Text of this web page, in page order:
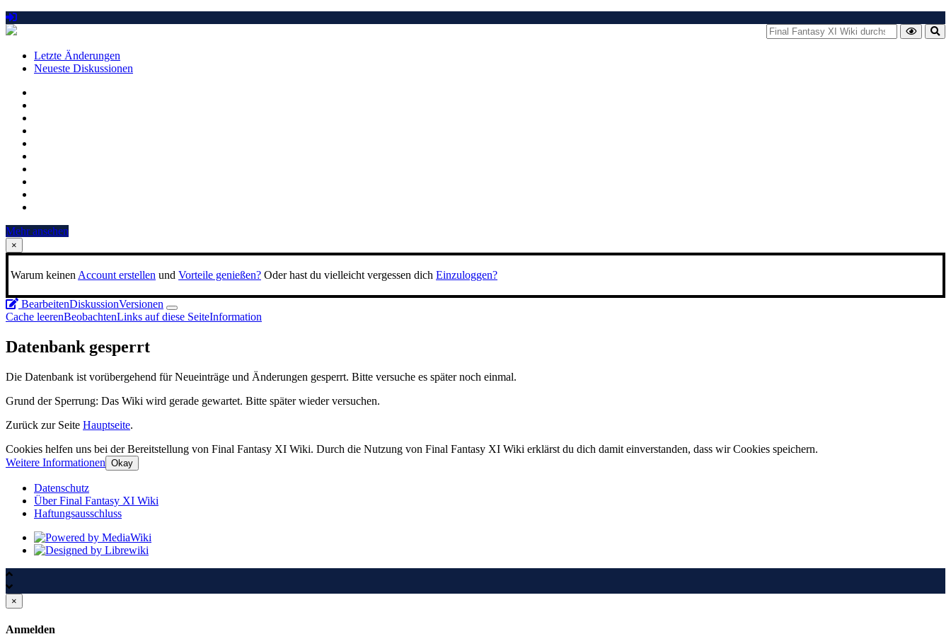
Letzte Änderungen
Neueste Diskussionen
Mehr ansehen
×
Warum keinen Account erstellen und Vorteile genießen? Oder hast du vielleicht vergessen dich Einzuloggen?
BearbeitenDiskussionVersionen
Cache leerenBeobachtenLinks auf diese SeiteInformation
Datenbank gesperrt
Die Datenbank ist vorübergehend für Neueinträge und Änderungen gesperrt. Bitte versuche es später noch einmal.
Grund der Sperrung: Das Wiki wird gerade gewartet. Bitte später wieder versuchen.
Zurück zur Seite Hauptseite.
Cookies helfen uns bei der Bereitstellung von Final Fantasy XI Wiki. Durch die Nutzung von Final Fantasy XI Wiki erklärst du dich damit einverstanden, dass wir Cookies speichern.
Weitere Informationen Okay
Datenschutz
Über Final Fantasy XI Wiki
Haftungsausschluss
×
Anmelden